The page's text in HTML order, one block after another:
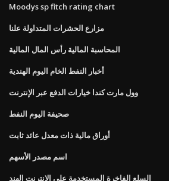
Moodys sp fitch rating chart
مزارع الحشرات المتداولة علنا
المحاسبة المالية رأس المال المالية
أخبار النفط الخام اليوم الهندية
وول مارت كندا خيارات الدفع عبر الإنترنت
صحيفة اليوم النفط
أوراق مالية ذات معدل عائد ثابت
اسم مصدر الأسهم
السلع الفاخرة المستخدمة على الانترنت الهند